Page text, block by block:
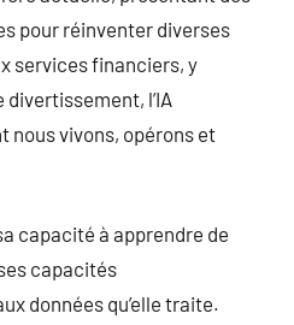
pour réinventer diverses
services financiers, y
l’IA
nous vivons, opérons et
capacité à apprendre de
capacités
données qu’elle traite.